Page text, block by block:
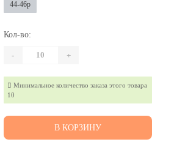
44-46р
Кол-во:
- +
Минимальное количество заказа этого товара
10
В КОРЗИНУ